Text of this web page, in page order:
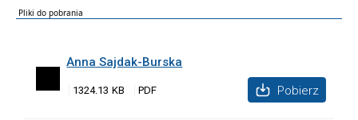
Pliki do pobrania
Anna Sajdak-Burska
1324.13 KB Pobierz